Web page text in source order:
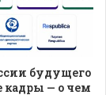
будущего
кадры — о чем